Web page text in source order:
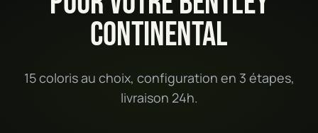
CONTINENTAL
15 coloris au choix, configuration en 3 étapes,
livraison 24h.